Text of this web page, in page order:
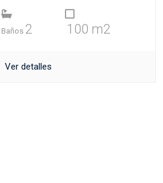
Baños 2 100 m2
Ver detalles